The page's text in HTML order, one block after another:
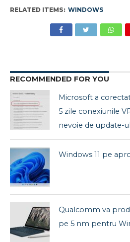
RELATED ITEMS: WINDOWS
RECOMMENDED FOR YOU
Microsoft a
5 zile conexiunile
nevoie de update-
Windows 11 pe
Qualcomm va
pe 5 nm pentru